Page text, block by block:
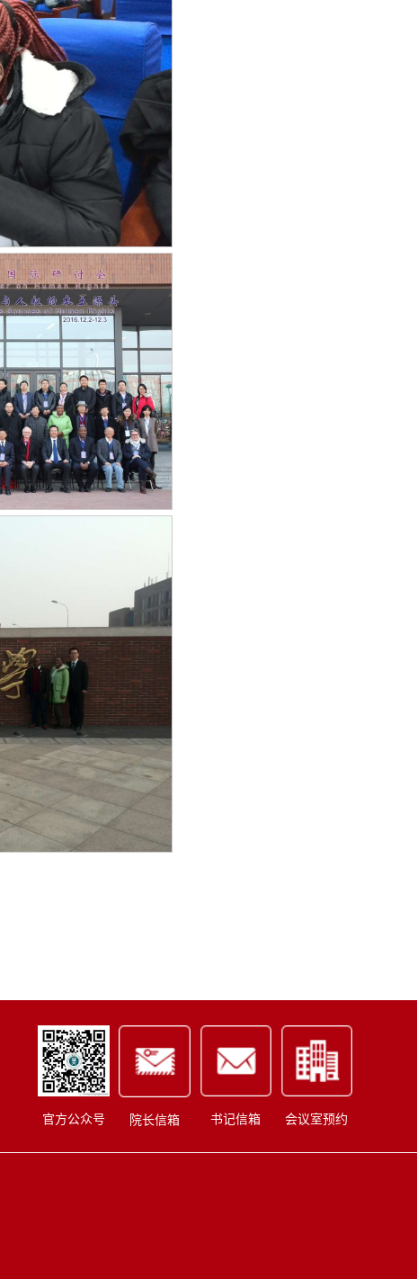
官方公众号 院长信箱 书记信箱 会议室预约